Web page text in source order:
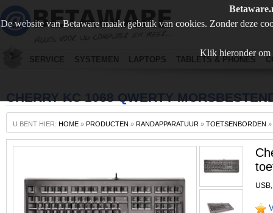
De website van Betaware maakt gebruik van cookies. Zonder deze
Klik hieronder om
SERVICE SYSTEMEN LAPTOPS TABLETS & PHONES
CHERRY KC 1068 QWERTY
U BENT HIER: HOME » PRODUCTEN » RANDAPPARATUUR » TOETSENBORDEN »